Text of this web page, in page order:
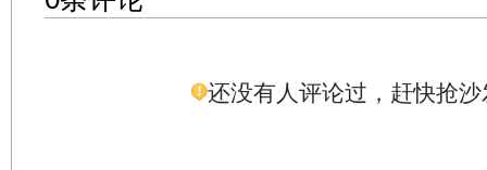
还没有人评论过，赶快抢沙